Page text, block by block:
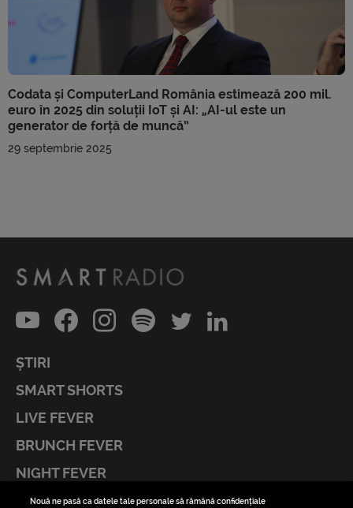
Codata și ComputerLand România estimează 200 mil.
euro în 2025 din soluții IoT și AI: „AI-ul este un
generator de forță de muncă”
29 septembrie 2025
ȘTIRI
SMART SHORTS
LIVE FEVER
BRUNCH FEVER
NIGHT FEVER
LIVE FEVER CONCERT
Nouă ne pasă ca datele tale personale să rămână confidențiale